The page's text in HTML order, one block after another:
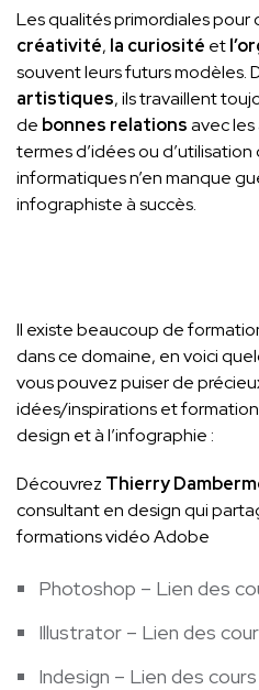
Les qualités primordiales
créativité, la curiosité et
souvent leurs futurs modèles.
artistiques, ils travaillent
de bonnes relationsavec les
termes d’idées ou
informatiques n’en manque
infographiste à succès.
Il existe beaucoup de
dans ce domaine, en voici
vous pouvez puiser de
idées/inspirations et
design et à l’infographie :
Découvrez Thierry
consultant en design qui
formations vidéo Adobe
Photoshop – Lien des
Illustrator – Lien des
Indesign – Lien des cours